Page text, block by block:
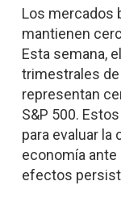
Los mercados
mantienen
Esta semana,
trimestrales
representan
S&P 500.
para evaluar la
economía
efectos